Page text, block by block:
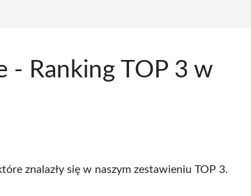
- Ranking TOP 3 w
znalazły się w naszym zestawieniu TOP 3.